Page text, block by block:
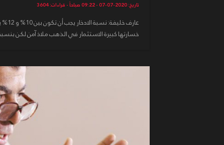
تاريخ: 2020-07-07 - 09:22 صباحاً - قراءات: 3604
عارف
خسارتها كبيرة الاستثمار في الذهب ملاذ آمن لكن بنسبة